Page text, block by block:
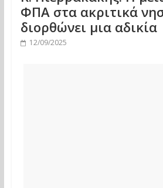
ΦΠΑ στα ακριτικά
διορθώνει μια αδικία
12/09/2025